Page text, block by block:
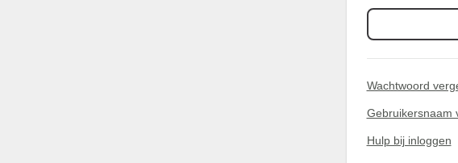
Wachtwoord
Gebruikersnaam
Hulp bij inloggen